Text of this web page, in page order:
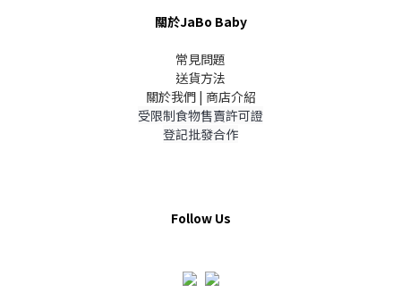
關於JaBo Baby
常見問題
送貨方法
關於我們 | 商店介紹
受限制食物售賣許可證
登記批發合作
Follow Us